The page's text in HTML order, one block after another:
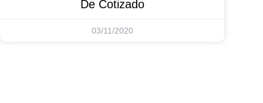
De Cotizado
03/11/2020